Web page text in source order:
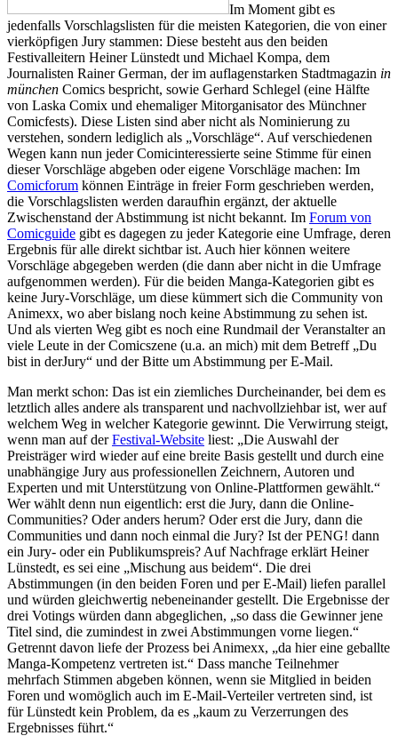
Im Moment gibt es
jedenfalls Vorschlagslisten für die meisten Kategorien, die von einer
vierköpfigen Jury stammen: Diese besteht aus den beiden
Festivalleitern Heiner Lünstedt und Michael Kompa, dem
Journalisten Rainer German, der im auflagenstarken Stadtmagazin in
münchen Comics bespricht, sowie Gerhard Schlegel (eine Hälfte
von Laska Comix und ehemaliger Mitorganisator des Münchner
Comicfests). Diese Listen sind aber nicht als Nominierung zu
verstehen, sondern lediglich als „Vorschläge“. Auf verschiedenen
Wegen kann nun jeder Comicinteressierte seine Stimme für einen
dieser Vorschläge abgeben oder eigene Vorschläge machen: Im
Comicforum können Einträge in freier Form geschrieben werden,
die Vorschlagslisten werden daraufhin ergänzt, der aktuelle
Zwischenstand der Abstimmung ist nicht bekannt. Im Forum von
Comicguide gibt es dagegen zu jeder Kategorie eine Umfrage, deren
Ergebnis für alle direkt sichtbar ist. Auch hier können weitere
Vorschläge abgegeben werden (die dann aber nicht in die Umfrage
aufgenommen werden). Für die beiden Manga-Kategorien gibt es
keine Jury-Vorschläge, um diese kümmert sich die Community von
Animexx, wo aber bislang noch keine Abstimmung zu sehen ist.
Und als vierten Weg gibt es noch eine Rundmail der Veranstalter an
viele Leute in der Comicszene (u.a. an mich) mit dem Betreff „Du
bist in derJury“ und der Bitte um Abstimmung per E-Mail.
Man merkt schon: Das ist ein ziemliches Durcheinander, bei dem es
letztlich alles andere als transparent und nachvollziehbar ist, wer auf
welchem Weg in welcher Kategorie gewinnt. Die Verwirrung steigt,
wenn man auf derFestival-Website liest: „Die Auswahl der
Preisträger wird wieder auf eine breite Basis gestellt und durch eine
unabhängige Jury aus professionellen Zeichnern, Autoren und
Experten und mit Unterstützung von Online-Plattformen gewählt.“
Wer wählt denn nun eigentlich: erst die Jury, dann die Online-
Communities? Oder anders herum? Oder erst die Jury, dann die
Communities und dann noch einmal die Jury? Ist der PENG! dann
ein Jury- oder ein Publikumspreis? Auf Nachfrage erklärt Heiner
Lünstedt, es sei eine „Mischung aus beidem“. Die drei
Abstimmungen (in den beiden Foren und per E-Mail) liefen parallel
und würden gleichwertig nebeneinander gestellt. Die Ergebnisse der
drei Votings würden dann abgeglichen, „so dass die Gewinner jene
Titel sind, die zumindest in zwei Abstimmungen vorne liegen.“
Getrennt davon liefe der Prozess bei Animexx, „da hier eine geballte
Manga-Kompetenz vertreten ist.“ Dass manche Teilnehmer
mehrfach Stimmen abgeben können, wenn sie Mitglied in beiden
Foren und womöglich auch im E-Mail-Verteiler vertreten sind, ist
für Lünstedt kein Problem, da es „kaum zu Verzerrungen des
Ergebnisses führt.“